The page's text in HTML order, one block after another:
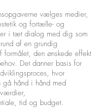
vælges medier,
og fortælle- og
i tæt dialog med dig som
af en grundig
formålet, den ønskede effekt
Det danner basis for
hvor
gå hånd i hånd med
tid og budget.